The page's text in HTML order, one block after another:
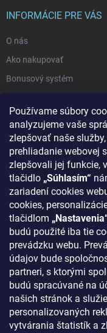
Používame súbory
analyzujeme vaše
zlepšovať naše
prehliadanie webovej
zlepšovali jej funkcie,
tlačidlo „Súhlasím“
zariadení cookies
cookies,
tlačidlom
budú použité iba tie
prevádzku webu.
údajov bude
partneri, s ktorými
budú spracúvané na
našich stránok a
personalizovaných
vytvárania štatistík a
INFORMÁCIE PRE VÁS
O nás
Ako nakupovať
Bonusový systém
Blog - najnovšie články
Obchodné podmienky
Podmienky ochrany
Odstúpenie od zmluvy
Kontakty
KONTAKT
klima@
0907 044 080
https://
klimapreteba